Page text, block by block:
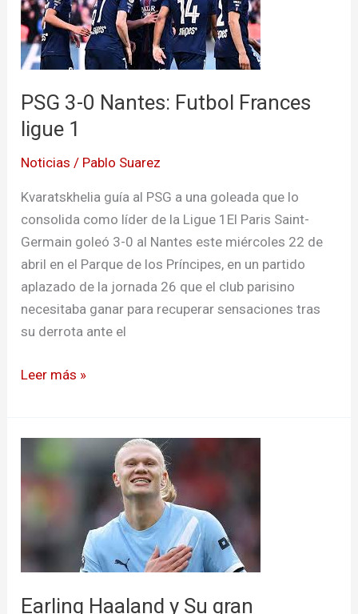
PSG 3-0 Nantes: Futbol Frances
ligue 1
Noticias / Pablo Suarez
Kvaratskhelia guía al PSG a una goleada que lo
consolida como líder de la Ligue 1El Paris Saint-
Germain goleó 3-0 al Nantes este miércoles 22 de
abril en el Parque de los Príncipes, en un partido
aplazado de la jornada 26 que el club parisino
necesitaba ganar para recuperar sensaciones tras
su derrota ante el
Nantes:
Futbol
Frances
1
Leer más »
Earling Haaland y Su gran
Haaland
rendimiento
el